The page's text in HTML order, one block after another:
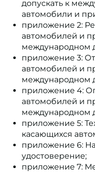
допускать к
автомобили и
приложение 2:
автомобилей и
международном
приложение 3:
автомобилей и
международном
приложение 4:
автомобилей и
международном
приложение 5:
касающихся
приложение 6:
удостоверение;
приложение 7: